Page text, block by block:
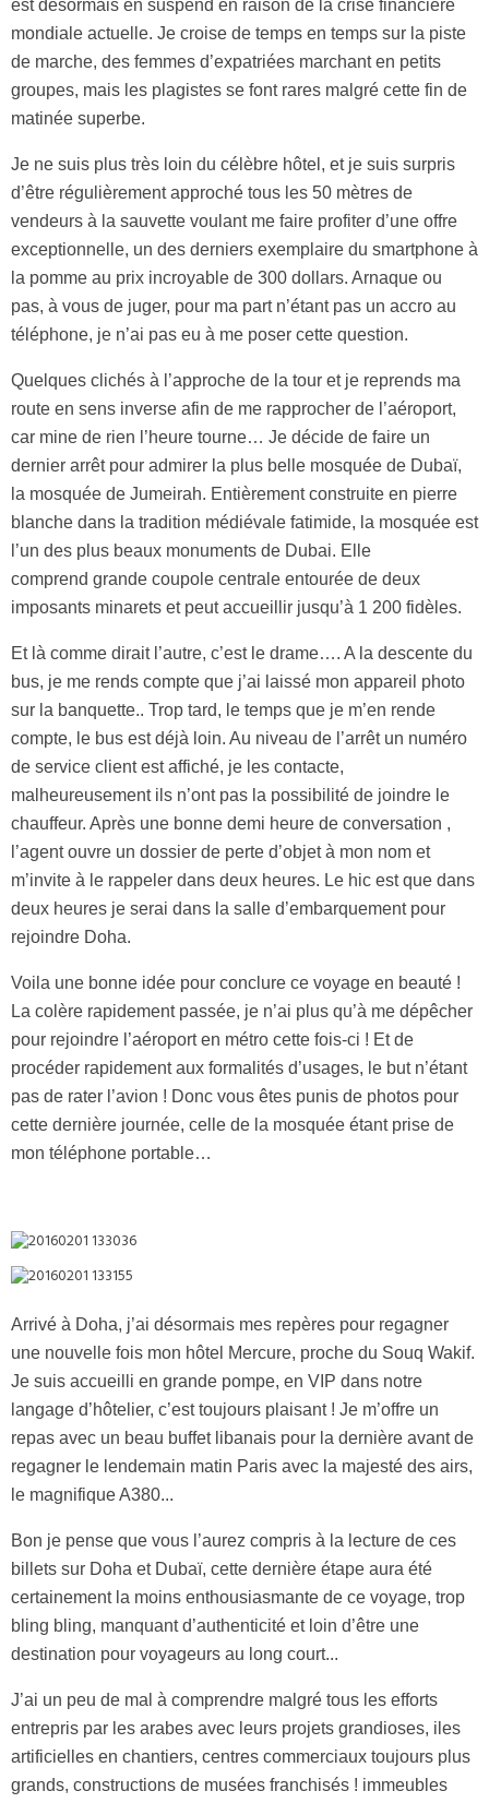
est désormais en suspend en raison de la crise financière
mondiale actuelle. Je croise de temps en temps sur la piste
de marche, des femmes d’expatriées marchant en petits
groupes, mais les plagistes se font rares malgré cette fin de
matinée superbe.
Je ne suis plus très loin du célèbre hôtel, et je suis surpris
d’être régulièrement approché tous les 50 mètres de
vendeurs à la sauvette voulant me faire profiter d’une offre
exceptionnelle, un des derniers exemplaire du smartphone à
la pomme au prix incroyable de 300 dollars. Arnaque ou
pas, à vous de juger, pour ma part n’étant pas un accro au
téléphone, je n’ai pas eu à me poser cette question.
Quelques clichés à l’approche de la tour et je reprends ma
route en sens inverse afin de me rapprocher de l’aéroport,
car mine de rien l’heure tourne… Je décide de faire un
dernier arrêt pour admirer la plus belle mosquée de Dubaï,
la mosquée de Jumeirah. Entièrement construite en pierre
blanche dans la tradition médiévale fatimide, la mosquée est
l’un des plus beaux monuments de Dubai. Elle
comprend grande coupole centrale entourée de deux
imposants minarets et peut accueillir jusqu’à 1 200 fidèles.
Et là comme dirait l’autre, c’est le drame…. A la descente du
bus, je me rends compte que j’ai laissé mon appareil photo
sur la banquette.. Trop tard, le temps que je m’en rende
compte, le bus est déjà loin. Au niveau de l’arrêt un numéro
de service client est affiché, je les contacte,
malheureusement ils n’ont pas la possibilité de joindre le
chauffeur. Après une bonne demi heure de conversation ,
l’agent ouvre un dossier de perte d’objet à mon nom et
m’invite à le rappeler dans deux heures. Le hic est que dans
deux heures je serai dans la salle d’embarquement pour
rejoindre Doha.
Voila une bonne idée pour conclure ce voyage en beauté !
La colère rapidement passée, je n’ai plus qu’à me dépêcher
pour rejoindre l’aéroport en métro cette fois-ci ! Et de
procéder rapidement aux formalités d’usages, le but n’étant
pas de rater l’avion ! Donc vous êtes punis de photos pour
cette dernière journée, celle de la mosquée étant prise de
mon téléphone portable…
Arrivé à Doha, j’ai désormais mes repères pour regagner
une nouvelle fois mon hôtel Mercure, proche du Souq Wakif.
Je suis accueilli en grande pompe, en VIP dans notre
langage d’hôtelier, c’est toujours plaisant ! Je m’offre un
repas avec un beau buffet libanais pour la dernière avant de
regagner le lendemain matin Paris avec la majesté des airs,
le magnifique A380...
Bon je pense que vous l’aurez compris à la lecture de ces
billets sur Doha et Dubaï, cette dernière étape aura été
certainement la moins enthousiasmante de ce voyage, trop
bling bling, manquant d’authenticité et loin d’être une
destination pour voyageurs au long court...
J’ai un peu de mal à comprendre malgré tous les efforts
entrepris par les arabes avec leurs projets grandioses, iles
artificielles en chantiers, centres commerciaux toujours plus
grands, constructions de musées franchisés ! immeubles